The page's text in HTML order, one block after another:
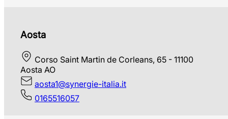
Aosta
Corso Saint Martin de Corleans, 65 - 11100
Aosta AO
aosta1@synergie-italia.it
0165516057